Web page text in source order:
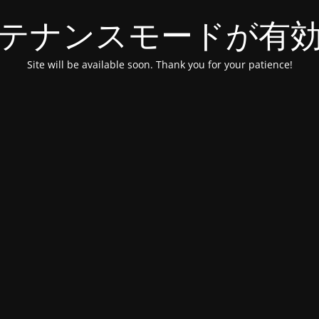
ナンスモードが有
Site will be available soon. Thank you for your patience!